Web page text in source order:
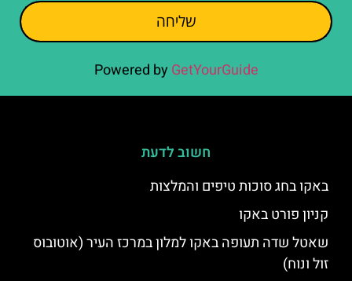
שליחה
Powered by GetYourGuide
חשוב לדעת
באקו בחג סוכות טיפים והמלצות
קניון פורט באקו
שאטל שדה תעופה באקו למלון במרכז העיר (אוטובוס
זול ונוח)